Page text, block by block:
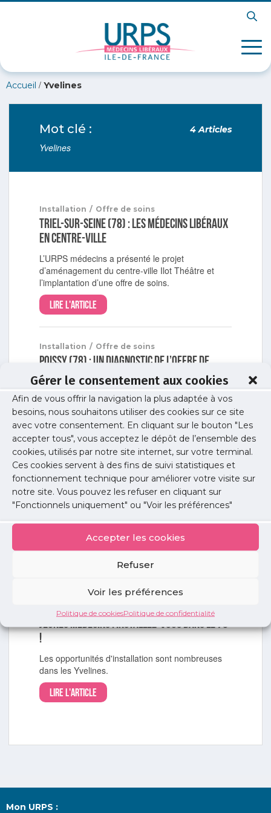
Gérer le consentement aux cookies
Afin de vous offrir la navigation la plus adaptée à vos
besoins, nous souhaitons utiliser des cookies sur ce site
avec votre consentement. En cliquant sur le bouton "Les
accepter tous", vous acceptez le dépôt de l’ensemble des
cookies, utilisés par notre site internet, sur votre terminal.
Ces cookies servent à des fins de suivi statistiques et
fonctionnement technique pour améliorer votre visite sur
notre site. Vous pouvez les refuser en cliquant sur
"Fonctionnels uniquement" ou "Voir les préférences"
Accepter les cookies
Refuser
Voir les préférences
Politique de cookiesPolitique de confidentialité
Accueil / Yvelines
Mot clé : 4 Articles
Yvelines
Installation / Offre de soins
Triel-sur-Seine (78) : Les médecins libéraux
en centre-ville
L’URPS médecins a présenté le projet
d’aménagement du centre-ville Ilot Théâtre et
l’implantation d’une offre de soins.
Lire l'article
Installation / Offre de soins
Poissy (78) : un diagnostic de l’offre de
soins et des projets
L'URPS accompagne les professionnels de santé
et l'intercommunalité en faveur de l'offre de soins.
Lire l'article
Aubergenville (78) : une nouvelle maison
médicale
L'URPS accompagne les professionnels de santé
et l'intercommunalité dans leur projet de maison
Installation
Jeunes médecins : installez-vous dans le 78
!
Les opportunités d'installation sont nombreuses
dans les Yvelines.
Lire l'article
Mon URPS :